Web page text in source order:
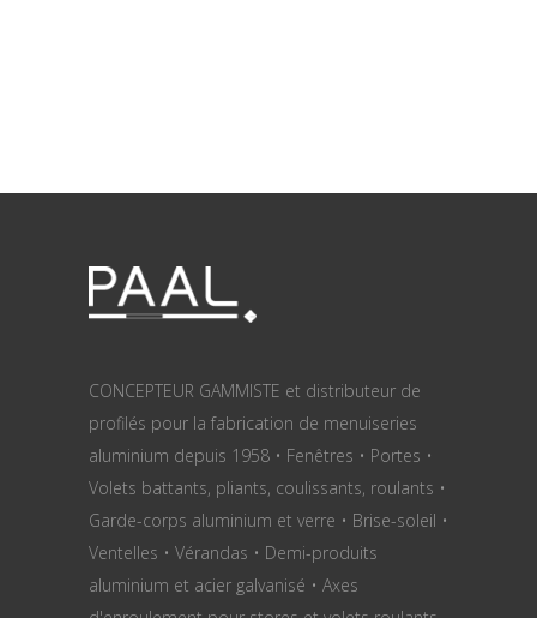
CONCEPTEUR GAMMISTE et distributeur de
profilés pour la fabrication de menuiseries
aluminium depuis 1958 • Fenêtres • Portes •
Volets battants, pliants, coulissants, roulants •
Garde-corps aluminium et verre • Brise-soleil •
Ventelles • Vérandas • Demi-produits
aluminium et acier galvanisé • Axes